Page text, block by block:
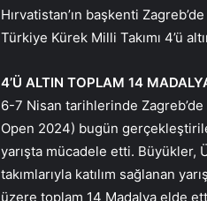
Hırvatistan’ın başkenti
Türkiye Kürek Milli Takımı 4’ü
4’Ü ALTIN TOPLAM 14
6-7 Nisan tarihlerinde Zagreb’de
Open 2024) bugün
yarışta mücadele etti. Büyükler,
takımlarıyla katılım sağlanan
üzere toplam 14 Madalya elde